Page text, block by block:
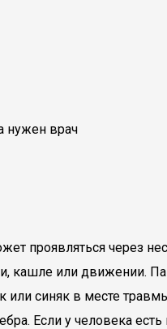
нужен врач
проявляться через
кашле или движении.
синяк в месте
Если у человека